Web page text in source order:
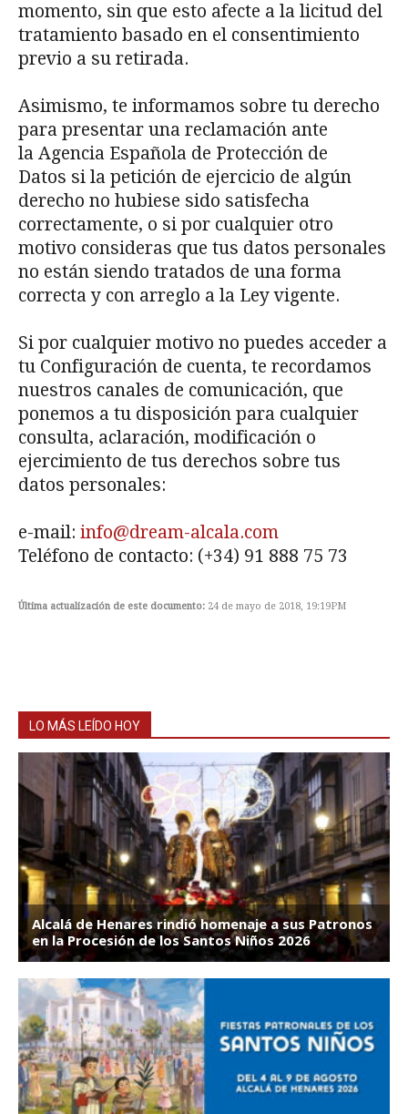
momento, sin que esto afecte a la licitud del
tratamiento basado en el consentimiento
previo a su retirada.
Asimismo, te informamos sobre tu derecho
para presentar una reclamación ante
la Agencia Española de Protección de
Datos si la petición de ejercicio de algún
derecho no hubiese sido satisfecha
correctamente, o si por cualquier otro
motivo consideras que tus datos personales
no están siendo tratados de una forma
correcta y con arreglo a la Ley vigente.
Si por cualquier motivo no puedes acceder a
tu Configuración de cuenta, te recordamos
nuestros canales de comunicación, que
ponemos a tu disposición para cualquier
consulta, aclaración, modificación o
ejercimiento de tus derechos sobre tus
datos personales:
e-mail: info@dream-alcala.com
Teléfono de contacto: (+34) 91 888 75 73
Última actualización de este documento: 24 de mayo de 2018, 19:19PM
LO MÁS LEÍDO HOY